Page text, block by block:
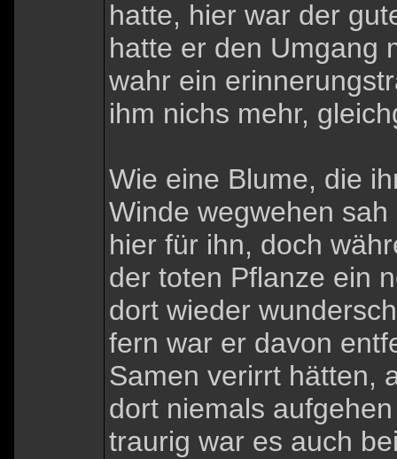
hatte, hier war der
hatte er den Umgang
wahr ein
ihm nichs mehr,
Wie eine Blume, die
Winde wegwehen
hier für ihn, doch
der toten Pflanze ein
dort wieder
fern war er davon
Samen verirrt hätten,
dort niemals
traurig war es auch